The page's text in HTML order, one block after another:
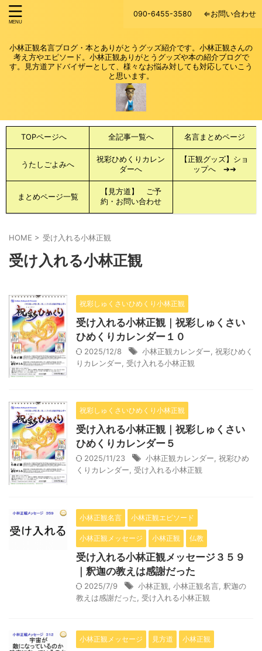
090-6455-3580 ⇐お問い合わせ
小林正観名言ブログ・本とありがとうグッズ紹介です。小林正観さんの
考え方やエピソード。小林正観ありがとうグッズや本の紹介ブログで
す。見方道アドバイザーとして、様々なお悩み対しても対応していこう
と思います。
TOPページへ 全記事一覧へ 名言まとめページ
うたしごよみへ
祝彩ひめくりカレン
ダーへ
【正観グッズ】ショ
ップへ ➔➔
まとめページ一覧
【見方道】 ご予
約・お問い合わせ
HOME > 受け入れる小林正観
受け入れる小林正観
祝彩しゅくさいひめくり小林正観
受け入れる小林正観｜祝彩しゅくさい
ひめくりカレンダー１０
2025/12/8 小林正観カレンダー 祝彩ひめく
りカレンダー 受け入れる小林正観
祝彩しゅくさいひめくり小林正観
受け入れる小林正観｜祝彩しゅくさい
ひめくりカレンダー５
2025/11/23 小林正観カレンダー, 祝彩ひめ
くりカレンダー, 受け入れる小林正観
小林正観名言 小林正観エピソード
小林正観メッセージ 小林正観 仏教
受け入れる小林正観メッセージ３５９
｜釈迦の教えは感謝だった
2025/7/9 小林正観 小林正観名言 釈迦の
教えは感謝だった
受け入れる小林正観
小林正観メッセージ 見方道 小林正観